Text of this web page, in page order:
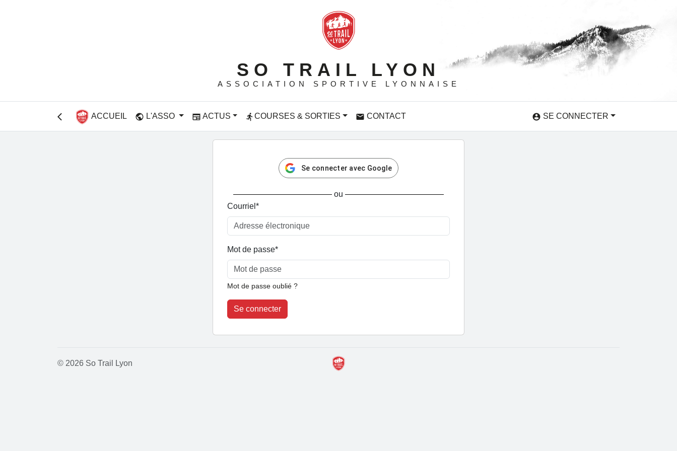
SO TRAIL LYON
ASSOCIATION SPORTIVE LYONNAISE
arrow_back_ios ACCUEIL public L'ASSO newspaper ACTUS directions_runCOURSES & SORTIES email CONTACT account_circle SE CONNECTER
Se connecter avec Google
ou
Courriel *
Mot de passe*
Mot de passe oublié ?
Se connecter
© 2026 So Trail Lyon